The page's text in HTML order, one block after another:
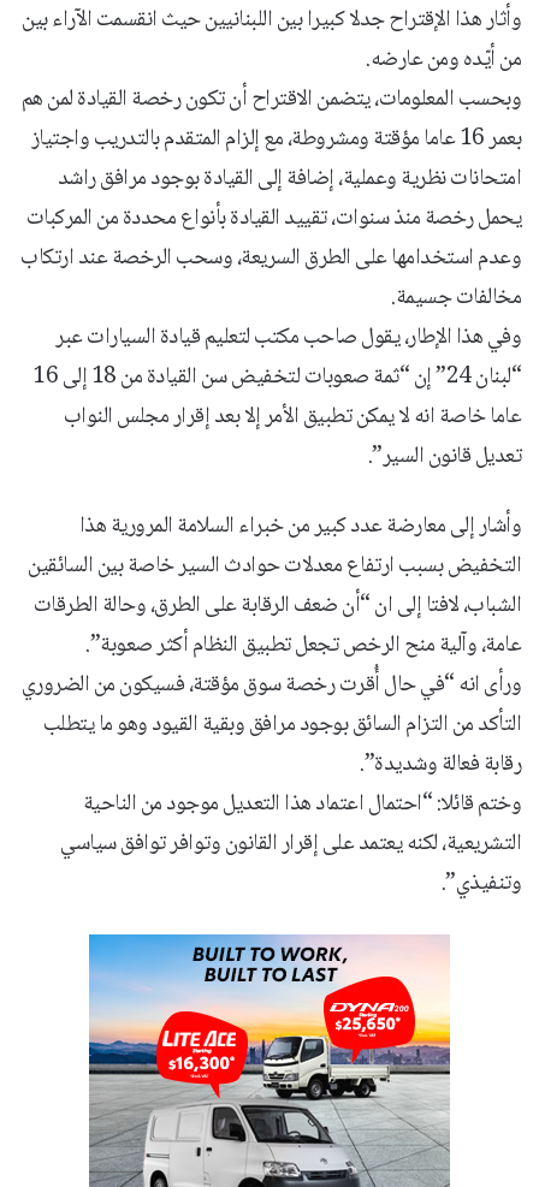
وأثار هذا الإقتراح جدلا كبيرا بين اللبنانيين حيث انقسمت الآراء بين
من أيّده ومن عارضه.
وبحسب المعلومات، يتضمن الاقتراح أن تكون رخصة القيادة لمن هم
بعمر 16 عاما مؤقتة ومشروطة، مع إلزام المتقدم بالتدريب واجتياز
امتحانات نظرية وعملية، إضافة إلى القيادة بوجود مرافق راشد
يحمل رخصة منذ سنوات، تقييد القيادة بأنواع محددة من المركبات
وعدم استخدامها على الطرق السريعة، وسحب الرخصة عند ارتكاب
مخالفات جسيمة.
وفي هذا الإطار، يقول صاحب مكتب لتعليم قيادة السيارات عبر
“لبنان 24” إن “ثمة صعوبات لتخفيض سن القيادة من 18 إلى 16
عاما خاصة انه لا يمكن تطبيق الأمر إلا بعد إقرار مجلس النواب
تعديل قانون السير”.
وأشار إلى معارضة عدد كبير من خبراء السلامة المرورية هذا
التخفيض بسبب ارتفاع معدلات حوادث السير خاصة بين السائقين
الشباب، لافتا إلى ان “أن ضعف الرقابة على الطرق، وحالة الطرقات
عامة، وآلية منح الرخص تجعل تطبيق النظام أكثر صعوبة”.
ورأى انه “في حال أُقرت رخصة سوق مؤقتة، فسيكون من الضروري
التأكد من التزام السائق بوجود مرافق وبقية القيود وهو ما يتطلب
رقابة فعالة وشديدة”.
وختم قائلا: “احتمال اعتماد هذا التعديل موجود من الناحية
التشريعية، لكنه يعتمد على إقرار القانون وتوافر توافق سياسي
وتنفيذي”.